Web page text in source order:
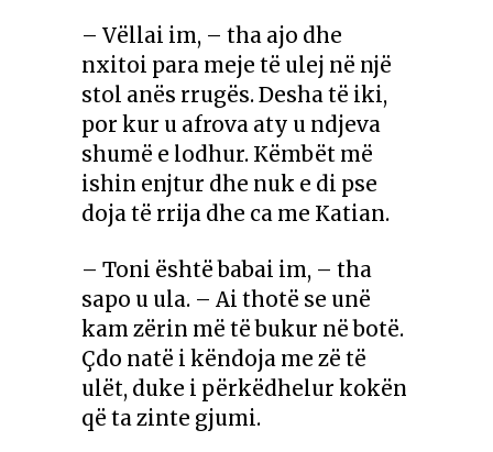
– Vëllai im, – tha ajo dhe
nxitoi para meje të ulej në një
stol anës rrugës. Desha të iki,
por kur u afrova aty u ndjeva
shumë e lodhur. Këmbët më
ishin enjtur dhe nuk e di pse
doja të rrija dhe ca me Katian.
– Toni është babai im, – tha
sapo u ula. – Ai thotë se unë
kam zërin më të bukur në botë.
Çdo natë i këndoja me zë të
ulët, duke i përkëdhelur kokën
që ta zinte gjumi.